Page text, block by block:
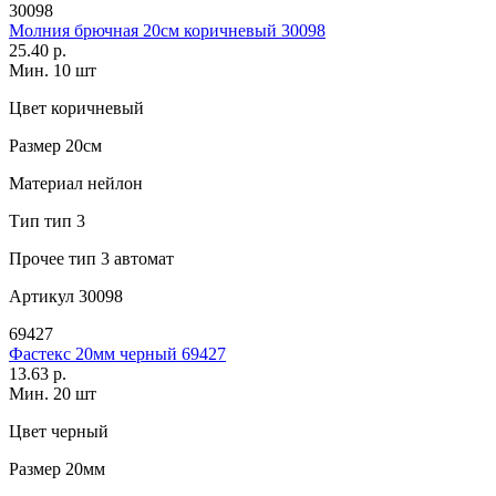
30098
Молния брючная 20см коричневый 30098
25.40 р.
Мин. 10 шт
Цвет коричневый
Размер 20см
Материал нейлон
Тип тип 3
Прочее тип 3 автомат
Артикул 30098
69427
Фастекс 20мм черный 69427
13.63 р.
Мин. 20 шт
Цвет черный
Размер 20мм